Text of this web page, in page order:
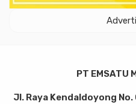
PT EMSATU
Jl. Raya Kendaldoyong